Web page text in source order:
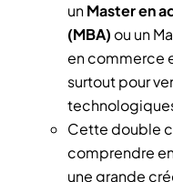
unMaster en
(MBA) ou un
en commerce
surtout pour
Cette double
comprendre
une grande